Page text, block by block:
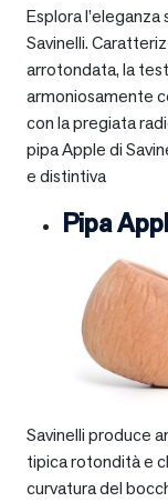
Esplora
Savinelli.
arrotondata, la
armoniosamente
con la pregiata
pipa Apple di
e distintiva
Pipa
Savinelli produce
tipica rotondità e
curvatura del